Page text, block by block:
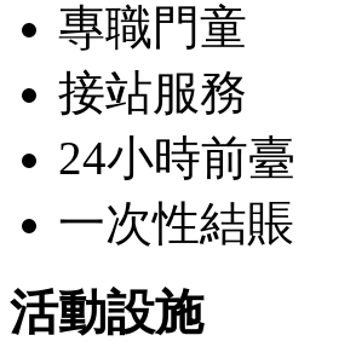
專職門童
接站服務
24小時前臺
一次性結賬
活動設施